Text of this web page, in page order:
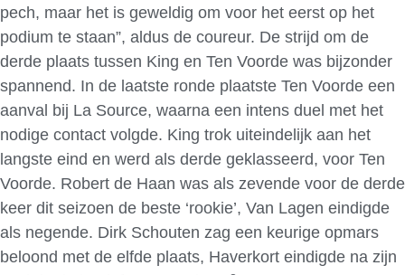
pech, maar het is geweldig om voor het eerst op het
podium te staan”, aldus de coureur. De strijd om de
derde plaats tussen King en Ten Voorde was bijzonder
spannend. In de laatste ronde plaatste Ten Voorde een
aanval bij La Source, waarna een intens duel met het
nodige contact volgde. King trok uiteindelijk aan het
langste eind en werd als derde geklasseerd, voor Ten
Voorde. Robert de Haan was als zevende voor de derde
keer dit seizoen de beste ‘rookie’, Van Lagen eindigde
als negende. Dirk Schouten zag een keurige opmars
beloond met de elfde plaats, Haverkort eindigde na zijn